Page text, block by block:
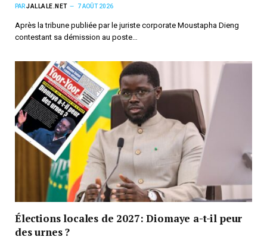
PARJALLALE.NET 7 AOÛT 2026
Après la tribune publiée par le juriste corporate Moustapha Dieng
contestant sa démission au poste…
Élections locales de 2027: Diomaye a-t-il peur
des urnes ?